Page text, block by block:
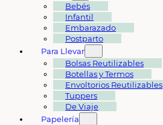
Bebés
Infantil
Embarazado
Postparto
Para Llevar
Bolsas Reutilizables
Botellas y Termos
Envoltorios Reutilizables
Tuppers
De Viaje
Papelería